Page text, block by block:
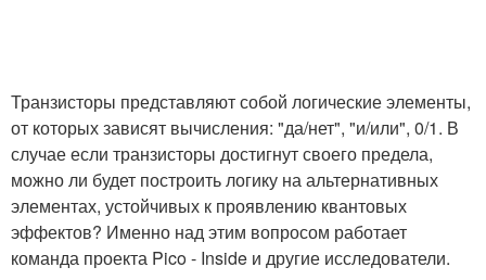
Транзисторы представляют собой логические элементы,
от которых зависят вычисления: "да/нет", "и/или", 0/1. В
случае если транзисторы достигнут своего предела,
можно ли будет построить логику на альтернативных
элементах, устойчивых к проявлению квантовых
эффектов? Именно над этим вопросом работает
команда проекта Pico - Inside и другие исследователи.